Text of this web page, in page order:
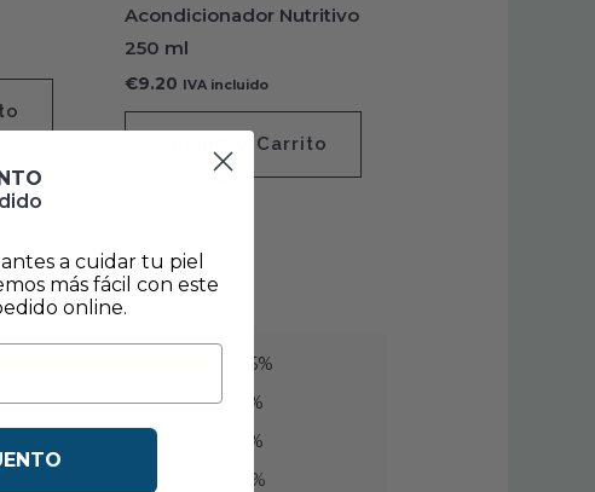
Acondicionador Nutritivo
250 ml
€9.20 IVA incluido
Añadir Al Carrito
95%
3%
2%
0%
a cuidar tu piel
más fácil con este
online.